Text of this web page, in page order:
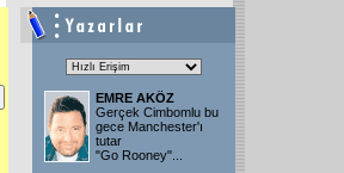
EMRE AKÖZ
Gerçek Cimbomlu bu
gece Manchester'ı
tutar
"Go Rooney"